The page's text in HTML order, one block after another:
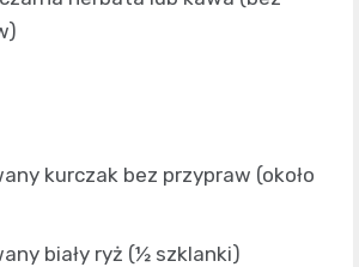
kurczak bez przypraw (około
biały ryż (½ szklanki)